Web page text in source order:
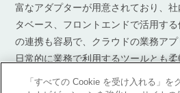
富なアダプターが用意されており、
タベース、フロントエンドで活用す
の連携も容易で、クラウドの業務ア
日常的に業務で利用するツールとも
た、テンプレートも準備されている
「すべての Cookie を受け入れる」を